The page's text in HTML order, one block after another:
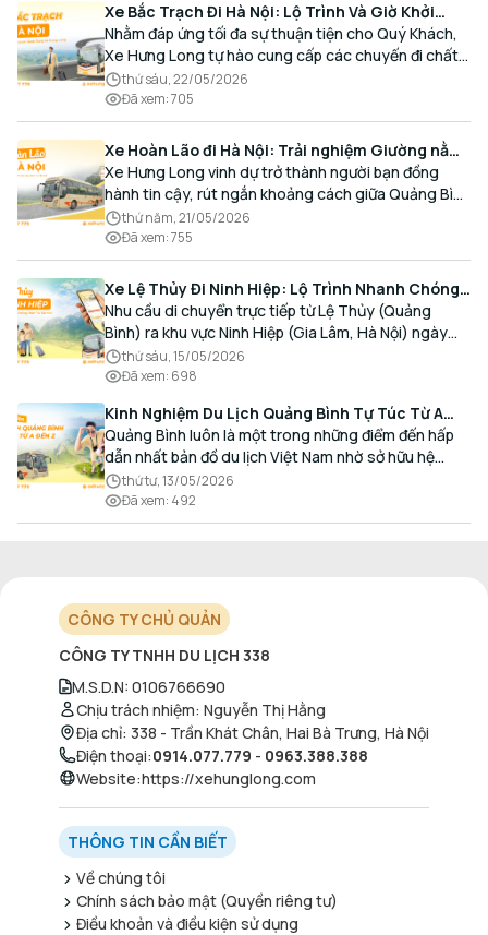
Xe Bắc Trạch Đi Hà Nội: Lộ Trình Và Giờ Khởi
Hành Cùng Xe Hưng Long
Nhằm đáp ứng tối đa sự thuận tiện cho Quý Khách,
Xe Hưng Long tự hào cung cấp các chuyến đi chất
lượng cao, an toàn với lịch trình linh hoạt mỗi ngày.
thứ sáu, 22/05/2026
Đã xem:705
Xe Hoàn Lão đi Hà Nội: Trải nghiệm Giường nằm
Cao cấp, Đón trả Tận nơi
Xe Hưng Long vinh dự trở thành người bạn đồng
hành tin cậy, rút ngắn khoảng cách giữa Quảng Bình
và Thủ đô bằng chất lượng dịch vụ chuẩn mực.
thứ năm, 21/05/2026
Đã xem:755
Xe Lệ Thủy Đi Ninh Hiệp: Lộ Trình Nhanh Chóng,
Đón Trả Tận Nơi
Nhu cầu di chuyển trực tiếp từ Lệ Thủy (Quảng
Bình) ra khu vực Ninh Hiệp (Gia Lâm, Hà Nội) ngày
càng gia tăng, đặc biệt đối với các hành khách có
nhu cầu giao thương, kinh doanh và mua sắm.
thứ sáu, 15/05/2026
Đã xem: 698
Kinh Nghiệm Du Lịch Quảng Bình Tự Túc Từ A
Đến Z Chi Tiết Nhất
Quảng Bình luôn là một trong những điểm đến hấp
dẫn nhất bản đồ du lịch Việt Nam nhờ sở hữu hệ
thống hang động kỳ vĩ, những bãi biển hoang sơ và
nét ẩm thực đậm đà bản sắc.
thứ tư, 13/05/2026
Đã xem: 492
CÔNG TY CHỦ QUẢN
CÔNG TY TNHH DU LỊCH 338
M.S.D.N: 0106766690
Chịu trách nhiệm: Nguyễn Thị Hằng
Địa chỉ: 338 - Trần Khát Chân, Hai Bà Trưng, Hà Nội
Điện thoại:0914.077.779 - 0963.388.388
Website:https://xehunglong.com
THÔNG TIN CẦN BIẾT
Về chúng tôi
Chính sách bảo mật (Quyền riêng tư)
Điều khoản và điều kiện sử dụng